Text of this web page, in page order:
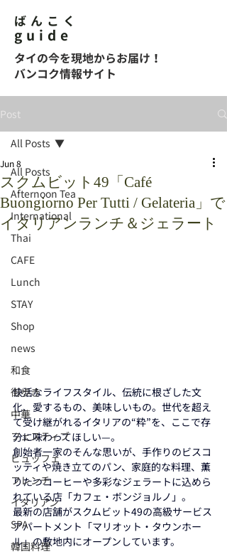
ばんこく
guide
タイの今を現地からお届け！
バンコク情報サイト
Post
All Posts
Afternoon Tea
International
Thai
CAFE
Lunch
STAY
Shop
news
和食
街歩き
中華
フェスティブ
ビュッフェ
フレンチ
イタリアン
SPA
韓国料理
All Posts
スクムビット49「Café
Buongiorno Per Tutti / Gelateria」で
イタリアンランチ＆ジェラート
Jun 8
快活なライフスタイル、伝統に根ざした文
化、愛するもの、美味しいもの。世代を超え
て受け継がれるイタリアの“粋”を、ここで存
分に味わってほしい—。
創始者一家のそんな思いが、手作りのビスコ
ッティや焼き立てのパン、家庭的な料理、薫
りたつコーヒーや多彩なジェラートに込めら
れている店「カフェ・ボンジョルノ」。
最新の店舗がスクムビット49の高級サービス
アパートメント「マリオット・タウンホー
ル」の敷地内にオープンしています。